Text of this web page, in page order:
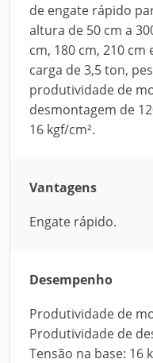
de engate rápido
altura de 50 cm a
cm, 180 cm, 210 cm
carga de 3,5 ton,
produtividade de
desmontagem de
16 kgf/cm².
Vantagens
Engate rápido.
Desempenho
Produtividade de
Produtividade de
Tensão na base: 16